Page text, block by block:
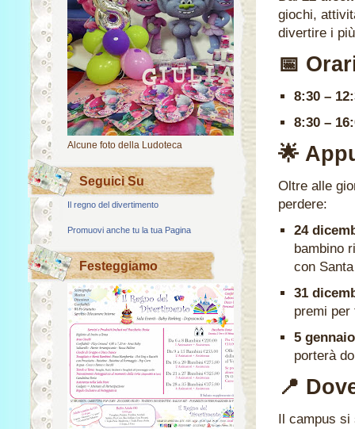
Alcune foto della Ludoteca
Seguici Su
Il regno del divertimento
Promuovi anche tu la tua Pagina
Festeggiamo
giochi,
divertire i
📅
8:30 –
8:30 –
🌟
Oltre alle
perdere:
24
bambino
con
31
premi per
5
porterà
📍
Il campus